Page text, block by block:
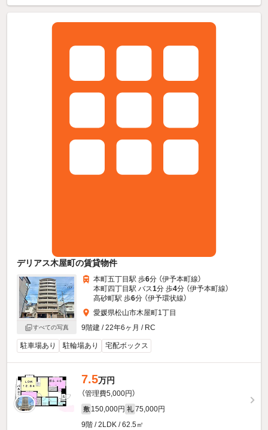
デリアス木屋町の賃貸物件
すべての写真
本町五丁目駅 歩6分 （伊予本町線）
本町四丁目駅 バス1分 歩4分 （伊予本町線）
高砂町駅 歩6分 （伊予環状線）
愛媛県松山市木屋町1丁目
9階建 / 22年6ヶ月 / RC
駐車場あり 駐輪場あり 宅配ボックス
7.5万円
（管理費5,000円）
敷 150,000円 礼 75,000円
9階 / 2LDK / 62.5㎡